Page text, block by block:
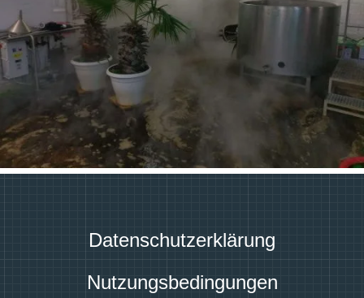
Datenschutzerklärung
Nutzungsbedingungen